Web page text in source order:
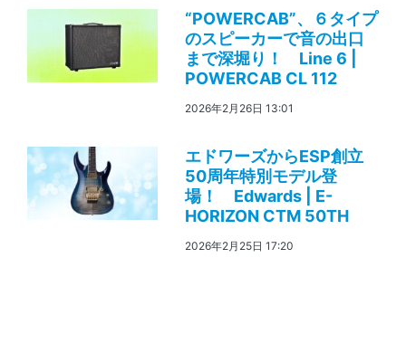
“POWERCAB”、６タイプ
のスピーカーで音の出口
まで深堀り！ Line 6 |
POWERCAB CL 112
2026年2月26日 13:01
エドワーズからESP創立
50周年特別モデル登
場！ Edwards | E-
HORIZON CTM 50TH
2026年2月25日 17:20